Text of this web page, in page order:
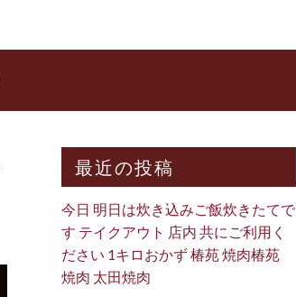
最近の投稿
今日 明日は炊き込みご飯炊きたてで
す テイクアウト 店内 共にご利用く
ださい 1キロおかず 椿苑 焼肉椿苑
焼肉 太田焼肉